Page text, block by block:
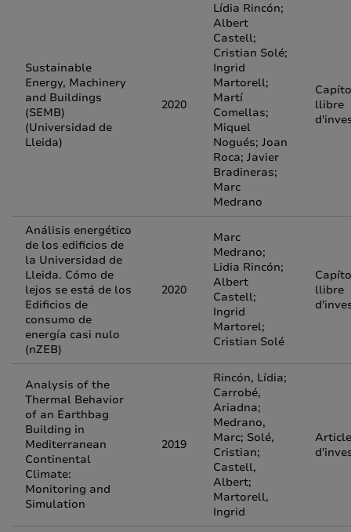
Sustainable
Energy, Machinery
and Buildings
(SEMB)
(Universidad de
Lleida)
2020
Lídia Rincón;
Albert
Castell;
Cristian Solé;
Ingrid
Martorell;
Martí
Comellas;
Miquel
Nogués; Joan
Roca; Javier
Bradineras;
Marc
Medrano
llibre
Análisis energético
de los edificios de
la Universidad de
Lleida. Cómo de
lejos se está de los
Edificios de
consumo de
energía casi nulo
(nZEB)
2020
Marc
Medrano;
Lidia Rincón;
Albert
Castell;
Ingrid
Martorel;
Cristian Solé
llibre
Analysis of the
Thermal Behavior
of an Earthbag
Building in
Mediterranean
Continental
Climate:
Monitoring and
Simulation
2019
Rincón, Lídia;
Carrobé,
Ariadna;
Medrano,
Marc; Solé,
Cristian;
Castell,
Albert;
Martorell,
Ingrid
Article